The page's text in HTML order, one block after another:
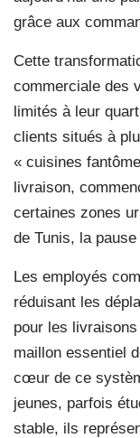
grâce aux
Cette
commerciale des
limités à leur
clients situés à
« cuisines
livraison,
certaines zones
de Tunis, la
Les employés
réduisant les
pour les
maillon essentiel
cœur de ce
jeunes, parfois
stable, ils